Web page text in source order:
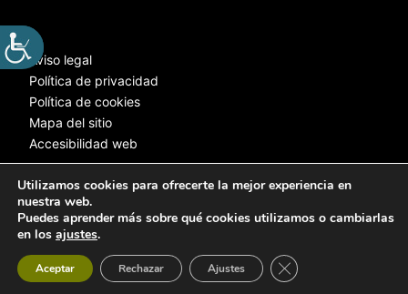
Aviso legal
Política de privacidad
Política de cookies
Mapa del sitio
Accesibilidad web
© 2025 Web desarrollada por el Servicio de Informática de Diputación
Utilizamos cookies para ofrecerte la mejor experiencia en
nuestra web.
Puedes aprender más sobre qué cookies utilizamos o cambiarlas
en los ajustes.
Aceptar Rechazar Ajustes Cerrar el banner de